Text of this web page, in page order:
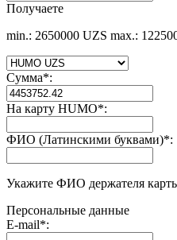
Получаете
min.: 2650000 UZS max.:
Сумма*:
На карту HUMO*:
ФИО (Латинскими буквами)*:
Укажите ФИО держателя
Персональные данные
E-mail*: